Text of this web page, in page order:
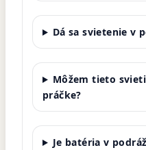
Dá sa svietenie v
Môžem tieto
práčke?
Je batéria v